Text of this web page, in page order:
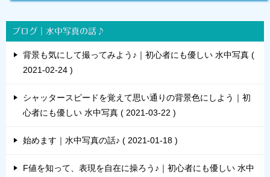
ブログ｜水中写真の話♪
背景も気にして撮ってみよう♪｜初心者にも優しい 水中写真
2021-02-24
シャッタースピードを覚えて思い通りの背景色にしよう｜初
心者にも優しい 水中写真
2021-03-22
始めます｜水中写真の話♪ 2021-01-18
F値を知って、表現を自在に操ろう♪｜初心者にも優しい 水中